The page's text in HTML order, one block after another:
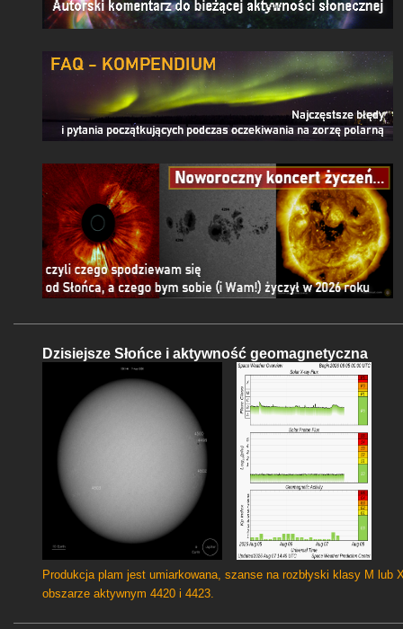
Dzisiejsze Słońce i aktywność geomagnetyczna
Produkcja plam jest umiarkowana, szanse na rozbłyski klasy M lub
obszarze aktywnym 4420 i 4423.